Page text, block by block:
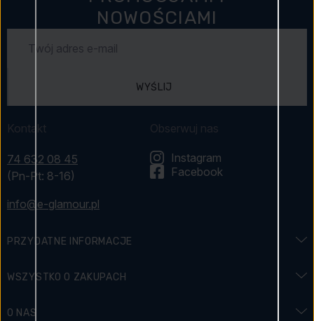
NOWOŚCIAMI
WYŚLIJ
Kontakt
74 632 08 45
(Pn-Pt: 8-16)
info@e-glamour.pl
PRZYDATNE INFORMACJE
WSZYSTKO O ZAKUPACH
O NAS
Obserwuj nas
Instagram
Facebook